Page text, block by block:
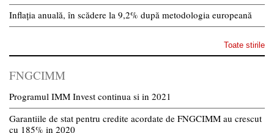
Inflația anuală, în scădere la 9,2% după metodologia europeană
Toate stirile
FNGCIMM
Programul IMM Invest continua si in 2021
Garantiile de stat pentru credite acordate de FNGCIMM au crescut
cu 185% in 2020